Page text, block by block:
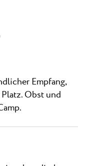
Empfang,
Obst und